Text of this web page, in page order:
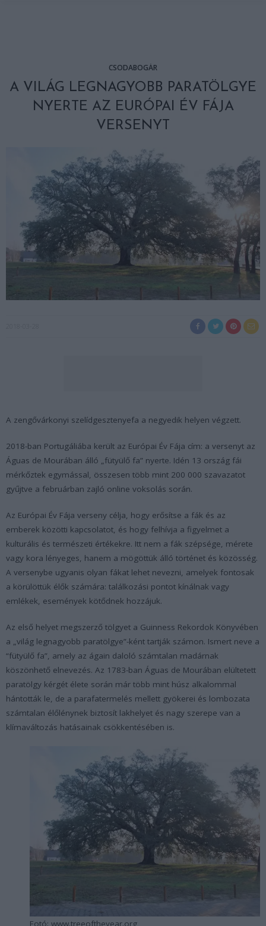
CSODABOGÁR
A VILÁG LEGNAGYOBB PARATÖLGYE
NYERTE AZ EURÓPAI ÉV FÁJA
VERSENYT
A zengővárkonyi szelídgesztenyefa a negyedik helyen végzett.
2018-ban Portugáliába került az Európai Év Fája cím: a versenyt az
Águas de Mourában álló „fütyülő fa” nyerte. Idén 13 ország fái
mérkőztek egymással, összesen több mint 200 000 szavazatot
gyűjtve a februárban zajló online voksolás során.
Az Európai Év Fája verseny célja, hogy erősítse a fák és az
emberek közötti kapcsolatot, és hogy felhívja a figyelmet a
kulturális és természeti értékekre. Itt nem a fák szépsége, mérete
vagy kora lényeges, hanem a mögöttük álló történet és közösség.
A versenybe ugyanis olyan fákat lehet nevezni, amelyek fontosak
a körülöttük élők számára: találkozási pontot kínálnak vagy
emlékek, események kötődnek hozzájuk.
Az első helyet megszerző tölgyet a Guinness Rekordok Könyvében
a „világ legnagyobb paratölgye”-ként tartják számon. Ismert neve a
“fütyülő fa”, amely az ágain daloló számtalan madárnak
köszönhető elnevezés. Az 1783-ban Águas de Mourában elültetett
paratölgy kérgét élete során már több mint húsz alkalommal
hántották le, de a parafatermelés mellett gyökerei és lombozata
számtalan élőlénynek biztosít lakhelyet és nagy szerepe van a
klímaváltozás hatásainak csökkentésében is.
Fotó: www.treeoftheyear.org